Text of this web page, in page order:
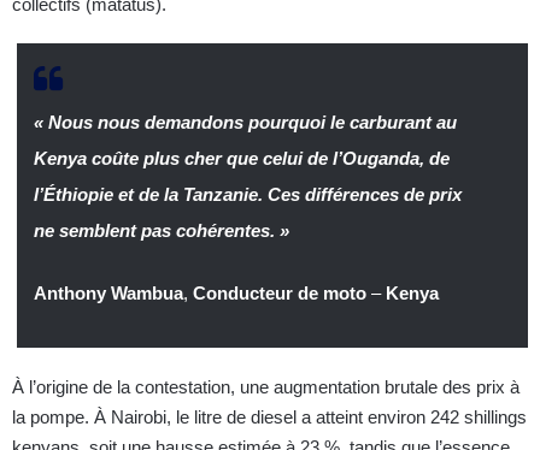
collectifs (matatus).
« Nous nous demandons pourquoi le carburant au
Kenya coûte plus cher que celui de l’Ouganda, de
l’Éthiopie et de la Tanzanie. Ces différences de prix
ne semblent pas cohérentes. »
Anthony Wambua, Conducteur de moto– Kenya
À l’origine de la contestation, une augmentation brutale des prix à
la pompe. À Nairobi, le litre de diesel a atteint environ 242 shillings